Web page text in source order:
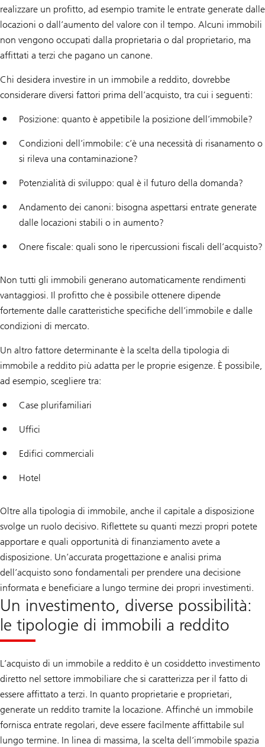
realizzare un profitto, ad esempio tramite le entrate generate dalle
locazioni o dall’aumento del valore con il tempo. Alcuni immobili
non vengono occupati dalla proprietaria o dal proprietario, ma
affittati a terzi che pagano un canone.
Chi desidera investire in un immobile a reddito, dovrebbe
considerare diversi fattori prima dell’acquisto, tra cui i seguenti:
Posizione: quanto è appetibile la posizione dell’immobile?
Condizioni dell’immobile: c’è una necessità di risanamento o
si rileva una contaminazione?
Potenzialità di sviluppo: qual è il futuro della domanda?
Andamento dei canoni: bisogna aspettarsi entrate generate
dalle locazioni stabili o in aumento?
Onere fiscale: quali sono le ripercussioni fiscali dell’acquisto?
Non tutti gli immobili generano automaticamente rendimenti
vantaggiosi. Il profitto che è possibile ottenere dipende
fortemente dalle caratteristiche specifiche dell’immobile e dalle
condizioni di mercato.
Un altro fattore determinante è la scelta della tipologia di
immobile a reddito più adatta per le proprie esigenze. È possibile,
ad esempio, scegliere tra:
Case plurifamiliari
Uffici
Edifici commerciali
Hotel
Oltre alla tipologia di immobile, anche il capitale a disposizione
svolge un ruolo decisivo. Riflettete su quanti mezzi propri potete
apportare e quali opportunità di finanziamento avete a
disposizione. Un’accurata progettazione e analisi prima
dell’acquisto sono fondamentali per prendere una decisione
informata e beneficiare a lungo termine dei propri investimenti.
Un investimento, diverse possibilità:
le tipologie di immobili a reddito
L’acquisto di un immobile a reddito è un cosiddetto investimento
diretto nel settore immobiliare che si caratterizza per il fatto di
essere affittato a terzi. In quanto proprietarie e proprietari,
generate un reddito tramite la locazione. Affinché un immobile
fornisca entrate regolari, deve essere facilmente affittabile sul
lungo termine. In linea di massima, la scelta dell’immobile spazia